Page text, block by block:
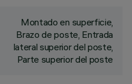
Montado en superficie,
Brazo de poste, Entrada
lateral superior del poste,
Parte superior del poste